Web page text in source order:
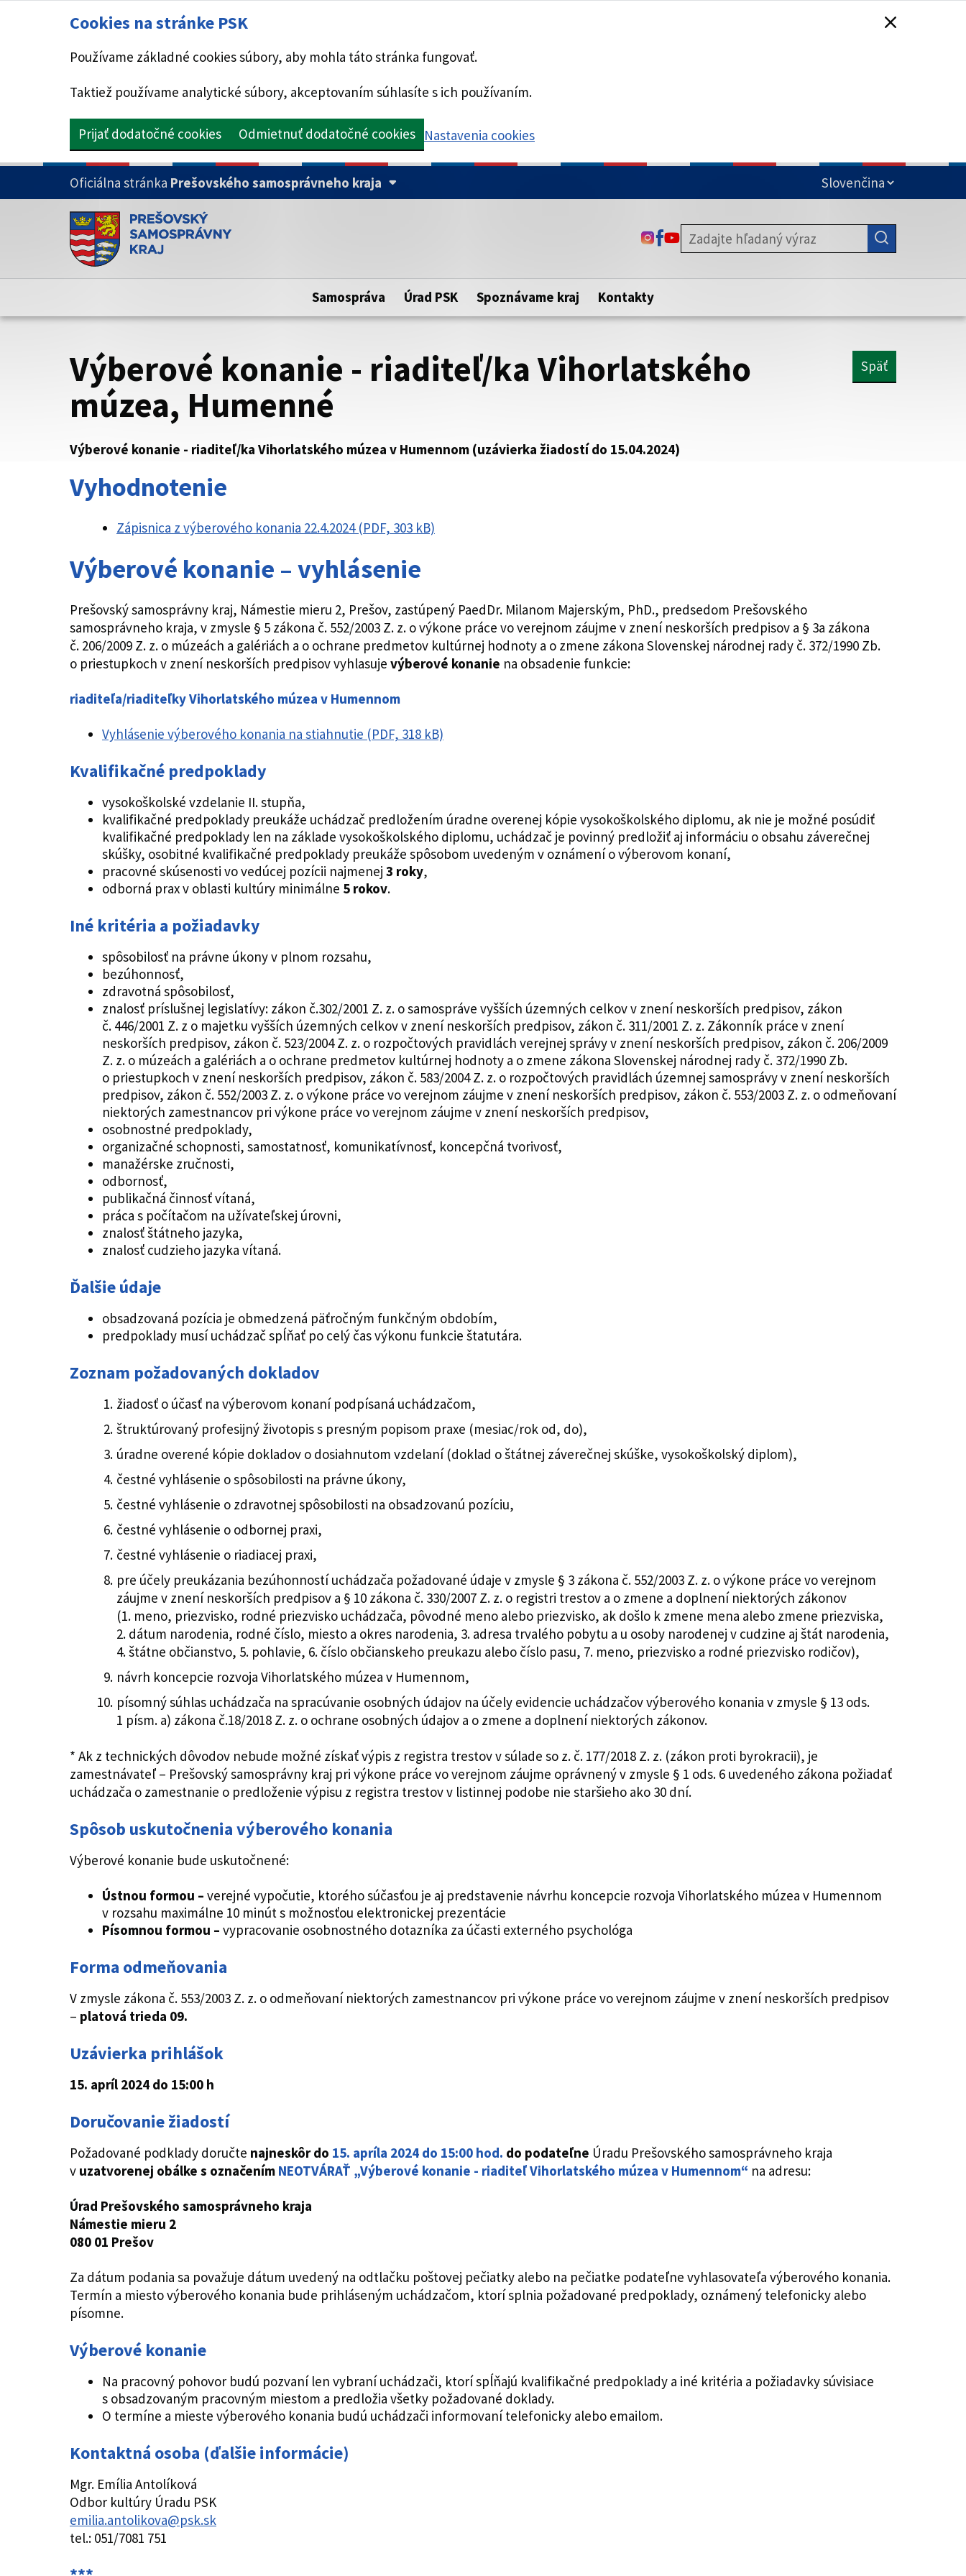
Cookies na stránke PSK
Používame základné cookies súbory, aby mohla táto stránka fungovať.
Taktiež používame analytické súbory, akceptovaním súhlasíte s ich používaním.
Prijať dodatočné cookies Odmietnuť dodatočné cookies Nastavenia cookies
PRESKOČIŤ NA HLAVNÝ OBSAH
Oficiálna stránka Prešovského samosprávneho kraja
Doména psk.sk je oficiálna
Toto je oficiálna webová stránka Prešovského samosprávneho kraja.
Táto stránka je zabezpečená
zabezpečenú webovú stránku. Zabezpečená stránka vždy začína
https:// pred názvom domény webového sídla.
ODKAZ SA OTVORÍ NA NOVEJ KARTE
ODKAZ SA OTVORÍ NA NOVEJ KARTE
ODKAZ SA OTVORÍ NA NOVEJ KARTE
Samospráva Úrad PSK Spoznávame kraj Kontakty
Výberové konanie - riaditeľ/ka Vihorlatského
múzea, Humenné
Späť
Výberové konanie - riaditeľ/ka Vihorlatského múzea v Humennom (uzávierka žiadostí do 15.04.2024)
Vyhodnotenie
Zápisnica z výberového konania 22.4.2024 (PDF, 303 kB)
Výberové konanie – vyhlásenie
Prešovský samosprávny kraj, Námestie mieru 2, Prešov, zastúpený PaedDr. Milanom Majerským, PhD., predsedom Prešovského
samosprávneho kraja, v zmysle § 5 zákona č. 552/2003 Z. z. o výkone práce vo verejnom záujme v znení neskorších predpisov a § 3a zákona
č. 206/2009 Z. z. o múzeách a galériách a o ochrane predmetov kultúrnej hodnoty a o zmene zákona Slovenskej národnej rady č. 372/1990 Zb.
o priestupkoch v znení neskorších predpisov vyhlasuje výberové konanie na obsadenie funkcie:
riaditeľa/riaditeľky Vihorlatského múzea v Humennom
Vyhlásenie výberového konania na stiahnutie (PDF, 318 kB)
Kvalifikačné predpoklady
vysokoškolské vzdelanie II. stupňa,
kvalifikačné predpoklady preukáže uchádzač predložením úradne overenej kópie vysokoškolského diplomu, ak nie je možné posúdiť
kvalifikačné predpoklady len na základe vysokoškolského diplomu, uchádzač je povinný predložiť aj informáciu o obsahu záverečnej
skúšky, osobitné kvalifikačné predpoklady preukáže spôsobom uvedeným v oznámení o výberovom konaní,
pracovné skúsenosti vo vedúcej pozícii najmenej 3 roky,
odborná prax v oblasti kultúry minimálne 5 rokov.
Iné kritéria a požiadavky
spôsobilosť na právne úkony v plnom rozsahu,
bezúhonnosť,
zdravotná spôsobilosť,
znalosť príslušnej legislatívy: zákon č.302/2001 Z. z. o samospráve vyšších územných celkov v znení neskorších predpisov, zákon
č. 446/2001 Z. z o majetku vyšších územných celkov v znení neskorších predpisov, zákon č. 311/2001 Z. z. Zákonník práce v znení
neskorších predpisov, zákon č. 523/2004 Z. z. o rozpočtových pravidlách verejnej správy v znení neskorších predpisov, zákon č. 206/2009
Z. z. o múzeách a galériách a o ochrane predmetov kultúrnej hodnoty a o zmene zákona Slovenskej národnej rady č. 372/1990 Zb.
o priestupkoch v znení neskorších predpisov, zákon č. 583/2004 Z. z. o rozpočtových pravidlách územnej samosprávy v znení neskorších
predpisov, zákon č. 552/2003 Z. z. o výkone práce vo verejnom záujme v znení neskorších predpisov, zákon č. 553/2003 Z. z. o odmeňovaní
niektorých zamestnancov pri výkone práce vo verejnom záujme v znení neskorších predpisov,
osobnostné predpoklady,
organizačné schopnosti, samostatnosť, komunikatívnosť, koncepčná tvorivosť,
manažérske zručnosti,
odbornosť,
publikačná činnosť vítaná,
práca s počítačom na užívateľskej úrovni,
znalosť štátneho jazyka,
znalosť cudzieho jazyka vítaná.
Ďalšie údaje
obsadzovaná pozícia je obmedzená päťročným funkčným obdobím,
predpoklady musí uchádzač spĺňať po celý čas výkonu funkcie štatutára.
Zoznam požadovaných dokladov
žiadosť o účasť na výberovom konaní podpísaná uchádzačom,
štruktúrovaný profesijný životopis s presným popisom praxe (mesiac/rok od, do),
úradne overené kópie dokladov o dosiahnutom vzdelaní (doklad o štátnej záverečnej skúške, vysokoškolský diplom),
čestné vyhlásenie o spôsobilosti na právne úkony,
čestné vyhlásenie o zdravotnej spôsobilosti na obsadzovanú pozíciu,
čestné vyhlásenie o odbornej praxi,
čestné vyhlásenie o riadiacej praxi,
pre účely preukázania bezúhonností uchádzača požadované údaje v zmysle § 3 zákona č. 552/2003 Z. z. o výkone práce vo verejnom
záujme v znení neskorších predpisov a § 10 zákona č. 330/2007 Z. z. o registri trestov a o zmene a doplnení niektorých zákonov
(1. meno, priezvisko, rodné priezvisko uchádzača, pôvodné meno alebo priezvisko, ak došlo k zmene mena alebo zmene priezviska,
2. dátum narodenia, rodné číslo, miesto a okres narodenia, 3. adresa trvalého pobytu a u osoby narodenej v cudzine aj štát narodenia,
4. štátne občianstvo, 5. pohlavie, 6. číslo občianskeho preukazu alebo číslo pasu, 7. meno, priezvisko a rodné priezvisko rodičov),
návrh koncepcie rozvoja Vihorlatského múzea v Humennom,
písomný súhlas uchádzača na spracúvanie osobných údajov na účely evidencie uchádzačov výberového konania v zmysle § 13 ods.
1 písm. a) zákona č.18/2018 Z. z. o ochrane osobných údajov a o zmene a doplnení niektorých zákonov.
* Ak z technických dôvodov nebude možné získať výpis z registra trestov v súlade so z. č. 177/2018 Z. z. (zákon proti byrokracii), je
zamestnávateľ – Prešovský samosprávny kraj pri výkone práce vo verejnom záujme oprávnený v zmysle § 1 ods. 6 uvedeného zákona požiadať
uchádzača o zamestnanie o predloženie výpisu z registra trestov v listinnej podobe nie staršieho ako 30 dní.
Spôsob uskutočnenia výberového konania
Výberové konanie bude uskutočnené:
Ústnou formou – verejné vypočutie, ktorého súčasťou je aj predstavenie návrhu koncepcie rozvoja Vihorlatského múzea v Humennom
v rozsahu maximálne 10 minút s možnosťou elektronickej prezentácie
Písomnou formou – vypracovanie osobnostného dotazníka za účasti externého psychológa
Forma odmeňovania
V zmysle zákona č. 553/2003 Z. z. o odmeňovaní niektorých zamestnancov pri výkone práce vo verejnom záujme v znení neskorších predpisov
– platová trieda 09.
Uzávierka prihlášok
15. apríl 2024 do 15:00 h
Doručovanie žiadostí
Požadované podklady doručte najneskôr do 15. apríla 2024 do 15:00 hod. do podateľne Úradu Prešovského samosprávneho kraja
v uzatvorenej obálke s označením NEOTVÁRAŤ „Výberové konanie - riaditeľ Vihorlatského múzea v Humennom“ na adresu:
Úrad Prešovského samosprávneho kraja
Námestie mieru 2
080 01 Prešov
Za dátum podania sa považuje dátum uvedený na odtlačku poštovej pečiatky alebo na pečiatke podateľne vyhlasovateľa výberového konania.
Termín a miesto výberového konania bude prihláseným uchádzačom, ktorí splnia požadované predpoklady, oznámený telefonicky alebo
písomne.
Výberové konanie
Na pracovný pohovor budú pozvaní len vybraní uchádzači, ktorí spĺňajú kvalifikačné predpoklady a iné kritéria a požiadavky súvisiace
s obsadzovaným pracovným miestom a predložia všetky požadované doklady.
O termíne a mieste výberového konania budú uchádzači informovaní telefonicky alebo emailom.
Kontaktná osoba (ďalšie informácie)
Mgr. Emília Antolíková
Odbor kultúry Úradu PSK
emilia.antolikova@psk.sk
tel.: 051/7081 751